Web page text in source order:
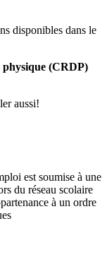
disponibles dans le
physique (CRDP)
aussi!
est soumise à une
du réseau scolaire
à un ordre